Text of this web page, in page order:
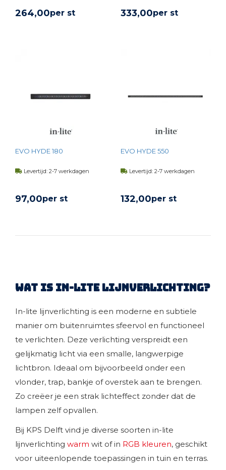
264,00per st 333,00per st
EVO HYDE 180
Levertijd: 2-7 werkdagen
97,00per st
EVO HYDE 550
Levertijd: 2-7 werkdagen
132,00per st
Wat is in-lite lijnverlichting?
In-lite lijnverlichting is een moderne en subtiele
manier om buitenruimtes sfeervol en functioneel
te verlichten. Deze verlichting verspreidt een
gelijkmatig licht via een smalle, langwerpige
lichtbron. Ideaal om bijvoorbeeld onder een
vlonder, trap, bankje of overstek aan te brengen.
Zo creëer je een strak lichteffect zonder dat de
lampen zelf opvallen.
Bij KPS Delft vind je diverse soorten in-lite
lijnverlichting warm wit of in RGB kleuren, geschikt
voor uiteenlopende toepassingen in tuin en terras.